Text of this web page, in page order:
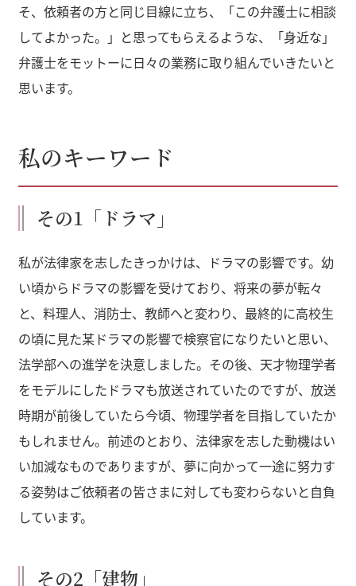
そ、依頼者の方と同じ目線に立ち、「この弁護士に相談
してよかった。」と思ってもらえるような、「身近な」
弁護士をモットーに日々の業務に取り組んでいきたいと
思います。
私のキーワード
その1「ドラマ」
私が法律家を志したきっかけは、ドラマの影響です。幼
い頃からドラマの影響を受けており、将来の夢が転々
と、料理人、消防士、教師へと変わり、最終的に高校生
の頃に見た某ドラマの影響で検察官になりたいと思い、
法学部への進学を決意しました。その後、天才物理学者
をモデルにしたドラマも放送されていたのですが、放送
時期が前後していたら今頃、物理学者を目指していたか
もしれません。前述のとおり、法律家を志した動機はい
い加減なものでありますが、夢に向かって一途に努力す
る姿勢はご依頼者の皆さまに対しても変わらないと自負
しています。
その2「建物」